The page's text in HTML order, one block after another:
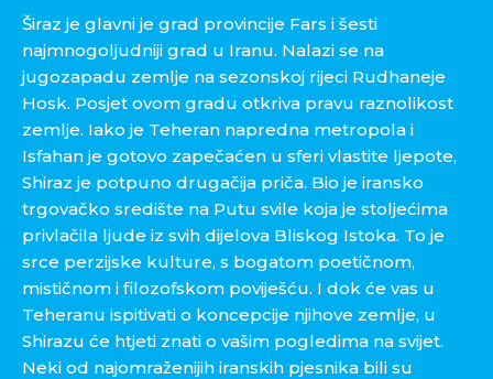
Širaz je glavni je grad provincije Fars i šesti
najmnogoljudniji grad u Iranu. Nalazi se na
jugozapadu zemlje na sezonskoj rijeci Rudhaneje
Hosk. Posjet ovom gradu otkriva pravu raznolikost
zemlje. Iako je Teheran napredna metropola i
Isfahan je gotovo zapečaćen u sferi vlastite ljepote,
Shiraz je potpuno drugačija priča. Bio je iransko
trgovačko središte na Putu svile koja je stoljećima
privlačila ljude iz svih dijelova Bliskog Istoka. To je
srce perzijske kulture, s bogatom poetičnom,
mističnom i filozofskom poviješću. I dok će vas u
Teheranu ispitivati o koncepcije njihove zemlje, u
Shirazu će htjeti znati o vašim pogledima na svijet.
Neki od najomraženijih iranskih pjesnika bili su